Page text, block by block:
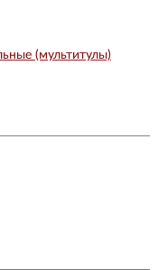
(мультитулы)